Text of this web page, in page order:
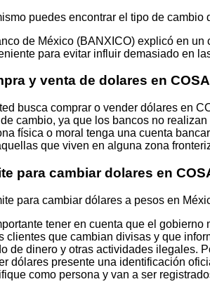
puedes encontrar el tipo de
de México (BANXICO) explicó en
para evitar influir demasiado en
y venta de dolares en
busca comprar o vender dólares en
cambio, ya que los bancos no
física o moral tenga una cuenta
que viven en alguna zona
para cambiar dolares en
para cambiar dólares a pesos en
tener en cuenta que el
clientes que cambian divisas y que
de dinero y otras actividades ilegales.
dólares presente una identificación
como persona y van a ser